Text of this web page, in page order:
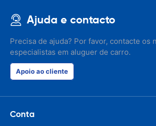
Ajuda e contacto
Precisa de ajuda? Por favor, contacte os
especialistas em aluguer de carro.
Apoio ao cliente
Conta